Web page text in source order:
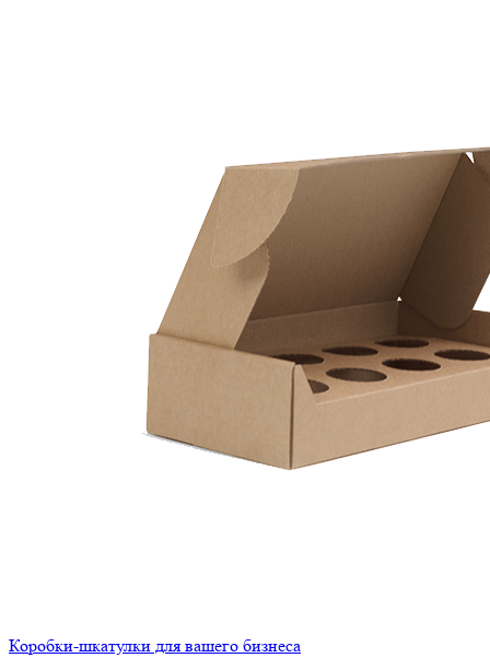
Коробки-шкатулки для вашего бизнеса